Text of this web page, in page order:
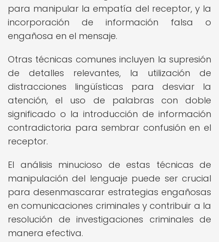
para manipular la empatía del receptor, y la
incorporación de información falsa o
engañosa en el mensaje.
Otras técnicas comunes incluyen la supresión
de detalles relevantes, la utilización de
distracciones lingüísticas para desviar la
atención, el uso de palabras con doble
significado o la introducción de información
contradictoria para sembrar confusión en el
receptor.
El análisis minucioso de estas técnicas de
manipulación del lenguaje puede ser crucial
para desenmascarar estrategias engañosas
en comunicaciones criminales y contribuir a la
resolución de investigaciones criminales de
manera efectiva.